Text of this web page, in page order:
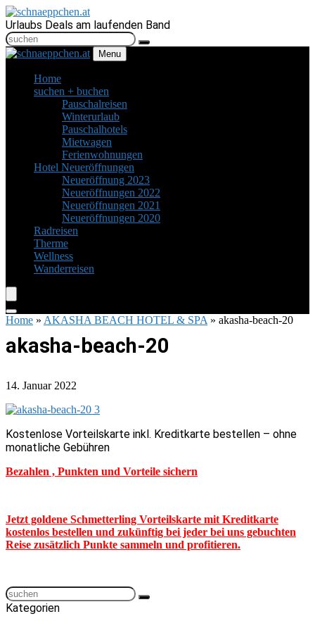
Urlaubs Deals am laufenden Band
Menu
Home
suchen + buchen
Pauschalreisen
Winterurlaub
Pauschalhotels
Mietwagen
Ferienwohnungen
Hotel Neueröffnungen
Neueröffnung 2023
Neueröffnungen 2022
Neueröffnungen 2021
Neueröffnungen 2020
Radreisen
Therme
Wellness
Wanderreisen
Home » AKASHA BEACH HOTEL & SPA » akasha-beach-20
akasha-beach-20
14. Januar 2022
Kostenlose Vorteilskarte inkl. Kreditkarte bestellen – ohne
monatliche Gebühren
Bezahlen , Punkten und Vorteile sichern
Jetzt goldene Schmetterling Vorteilskarte mit Kreditkarte
kostenlos bestellen und zukünftig bei jeder bei uns gebuchten
Reise zusätzlich Punkte sammeln und profitieren.
Kategorien